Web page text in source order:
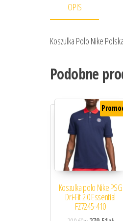
OPIS
Koszulka Polo Nike
Podobne
Koszulka polo Nike PSG
Dri-Fit 2.0 Essential
FZ7245-410